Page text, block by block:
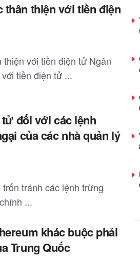
thân thiện với tiền điện
thiện với tiền điện tử Ngân
tiền điện tử ...
đối với các lệnh
của các nhà quản lý
tránh các lệnh trừng
...
khác buộc phải
Trung Quốc